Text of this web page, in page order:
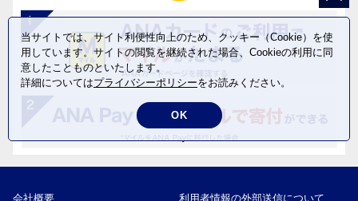
会社概要 利用者情報の外部送信について
当サイトでは、サイト利便性向上のため、クッキー（Cookie）を使
用しています。サイトの閲覧を継続された場合、Cookieの利用に同
意したことものといたします。
詳細についてはプライバシーポリシーをお読みください。
OK